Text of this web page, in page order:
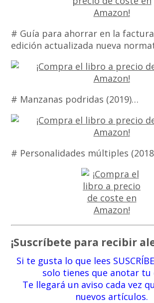
# Guía para ahorrar en la factura
edición actualizada nueva
# Manzanas podridas (2019)…
# Personalidades múltiples
¡Suscríbete para recibir
Si te gusta lo que lees
solo tienes que anotar tu
Te llegará un aviso cada vez
nuevos artículos.